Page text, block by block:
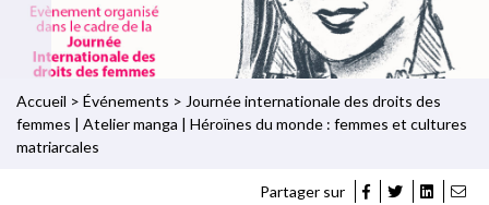
Accueil > Événements > Journée internationale des droits des
femmes | Atelier manga | Héroïnes du monde : femmes et cultures
matriarcales
Partager sur